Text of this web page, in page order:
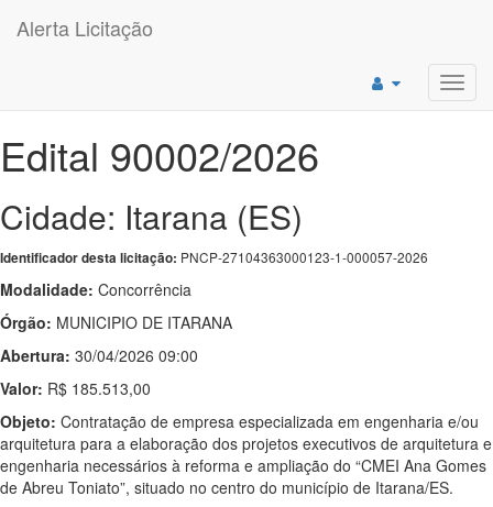
Alerta Licitação
Edital 90002/2026
Cidade: Itarana (ES)
Identificador desta licitação: PNCP-27104363000123-1-000057-2026
Modalidade: Concorrência
Órgão: MUNICIPIO DE ITARANA
Abertura: 30/04/2026 09:00
Valor: R$ 185.513,00
Objeto: Contratação de empresa especializada em engenharia e/ou
arquitetura para a elaboração dos projetos executivos de arquitetura e
engenharia necessários à reforma e ampliação do “CMEI Ana Gomes
de Abreu Toniato”, situado no centro do município de Itarana/ES.